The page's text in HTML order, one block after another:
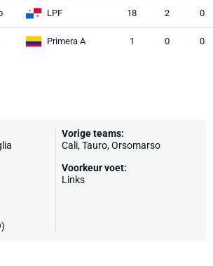
LPF 18 2 0
Primera A 1 0 0
Vorige teams:
Cali, Tauro, Orsomarso
Voorkeur voet:
Links